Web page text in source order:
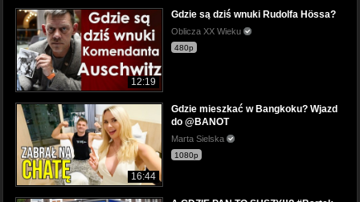
12:19
Gdzie są dziś wnuki Rudolfa Hössa?
Oblicza XX Wieku
480p
16:44
Gdzie mieszkać w Bangkoku? Wjazd
do @BANOT
Marta Sielska
1080p